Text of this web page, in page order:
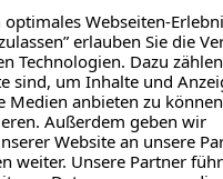
Webseiten-
erlauben Sie die
Technologien. Dazu
sind, um Inhalte und
Medien anbieten zu
Außerdem geben wir
Website an unsere
weiter. Unsere Partner
und
Sie von der
höchstem
Vertrauen Sie uns.